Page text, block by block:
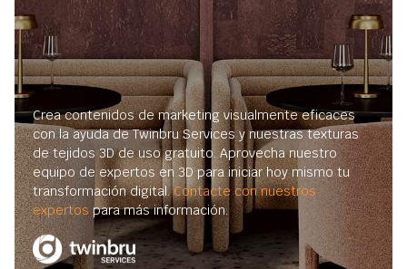
Crea contenidos de marketing visualmente eficaces
con la ayuda de Twinbru Services y nuestras texturas
de tejidos 3D de uso gratuito. Aprovecha nuestro
equipo de expertos en 3D para iniciar hoy mismo tu
transformación digital.Contacte con nuestros
expertos para más información.